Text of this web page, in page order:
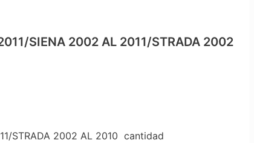
SIENA 2002 AL 2011/STRADA 2002
STRADA 2002 AL 2010 cantidad